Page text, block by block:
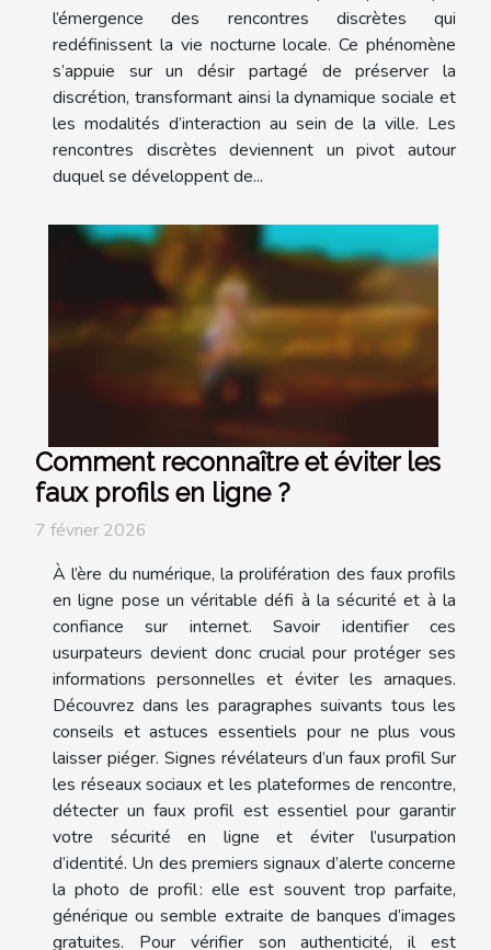
l’émergence des rencontres discrètes qui
redéfinissent la vie nocturne locale. Ce phénomène
s’appuie sur un désir partagé de préserver la
discrétion, transformant ainsi la dynamique sociale et
les modalités d’interaction au sein de la ville. Les
rencontres discrètes deviennent un pivot autour
duquel se développent de...
Comment reconnaître et éviter les
faux profils en ligne ?
7 février 2026
À l’ère du numérique, la prolifération des faux profils
en ligne pose un véritable défi à la sécurité et à la
confiance sur internet. Savoir identifier ces
usurpateurs devient donc crucial pour protéger ses
informations personnelles et éviter les arnaques.
Découvrez dans les paragraphes suivants tous les
conseils et astuces essentiels pour ne plus vous
laisser piéger. Signes révélateurs d’un faux profil Sur
les réseaux sociaux et les plateformes de rencontre,
détecter un faux profil est essentiel pour garantir
votre sécurité en ligne et éviter l’usurpation
d’identité. Un des premiers signaux d’alerte concerne
la photo de profil : elle est souvent trop parfaite,
générique ou semble extraite de banques d’images
gratuites. Pour vérifier son authenticité, il est